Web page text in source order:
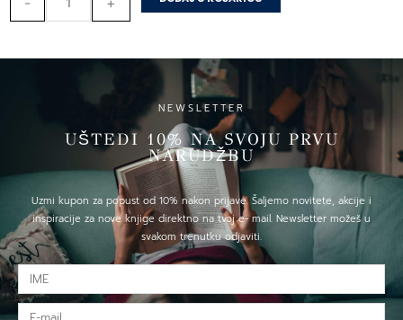
NEWSLETTER
UŠTEDI 10% NA SVOJU PRVU
NARUDŽBU
Uzmi kupon za popust od 10% nakon prijave. Šaljemo novitete, akcije i
inspiracije za nove knjige direktno na tvoj e- mail. Newsletter možeš u
svakom trenutku odjaviti.
IME